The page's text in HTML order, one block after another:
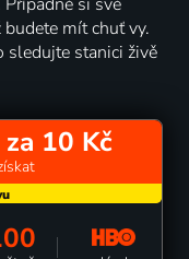
mít chuť vy.
sledujte stanici živě
10 Kč